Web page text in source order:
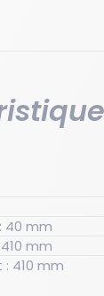
Hauteur hors tout : 40 mm
Largeur hors tout : 410 mm
Longueur hors tout : 410 mm